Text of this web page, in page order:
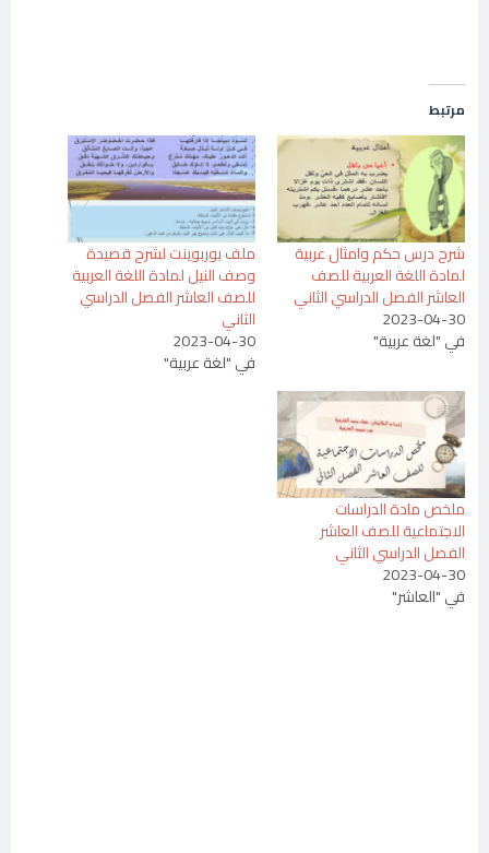
مرتبط
شرح درس حكم وامثال عربية
لمادة اللغة العربية للصف
العاشر الفصل الدراسي الثاني
2023-04-30
في "لغة عربية"
ملف بوربوينت لشرح قصيدة
وصف النيل لمادة اللغة العربية
للصف العاشر الفصل الدراسي
الثاني
2023-04-30
في "لغة عربية"
ملخص مادة الدراسات
الاجتماعية للصف العاشر
الفصل الدراسي الثاني
2023-04-30
في "العاشر"